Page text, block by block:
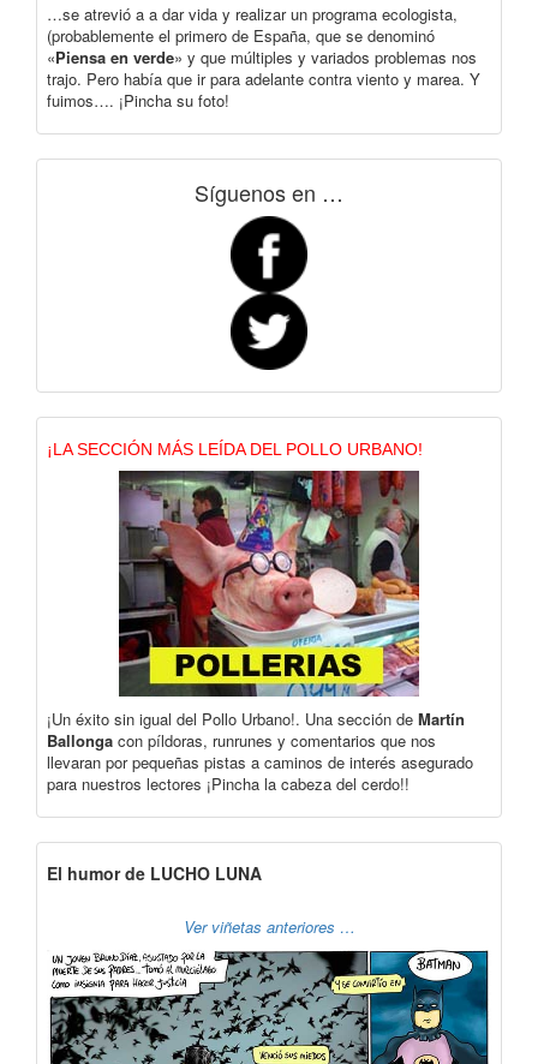
…se atrevió a a dar vida y realizar un programa ecologista,
(probablemente el primero de España, que se denominó
«Piensa en verde» y que múltiples y variados problemas nos
trajo. Pero había que ir para adelante contra viento y marea. Y
fuimos…. ¡Pincha su foto!
Síguenos en …
¡LA SECCIÓN MÁS LEÍDA DEL POLLO URBANO!
¡Un éxito sin igual del Pollo Urbano!. Una sección de Martín
Ballonga con píldoras, runrunes y comentarios que nos
llevaran por pequeñas pistas a caminos de interés asegurado
para nuestros lectores ¡Pincha la cabeza del cerdo!!
El humor de LUCHO LUNA
Ver viñetas anteriores …